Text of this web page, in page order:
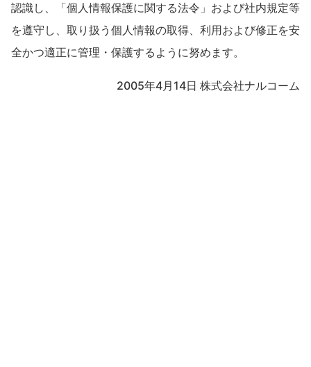
認識し、「個人情報保護に関する法令」および社内規定等
を遵守し、取り扱う個人情報の取得、利用および修正を安
全かつ適正に管理・保護するように努めます。
2005年4月14日 株式会社ナルコーム